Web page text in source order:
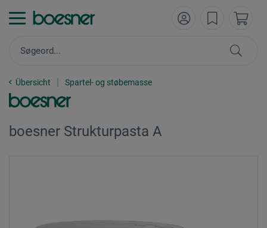
Übersicht Spartel- og støbemasse
boesner Strukturpasta A